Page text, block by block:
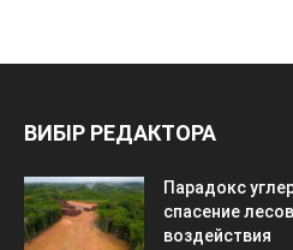
ВИБІР РЕДАКТОРА
Парадокс
спасение
воздействия